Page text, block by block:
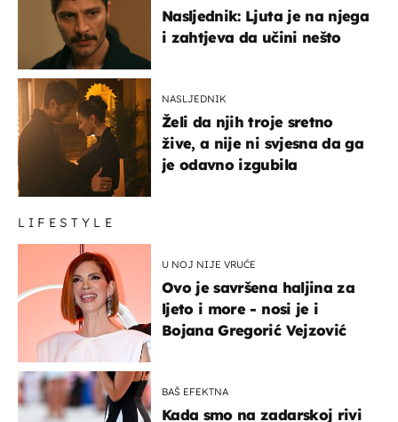
Nasljednik: Ljuta je na njega
i zahtjeva da učini nešto
NASLJEDNIK
Želi da njih troje sretno
žive, a nije ni svjesna da ga
je odavno izgubila
LIFESTYLE
U NOJ NIJE VRUĆE
Ovo je savršena haljina za
ljeto i more - nosi je i
Bojana Gregorić Vejzović
BAŠ EFEKTNA
Kada smo na zadarskoj rivi